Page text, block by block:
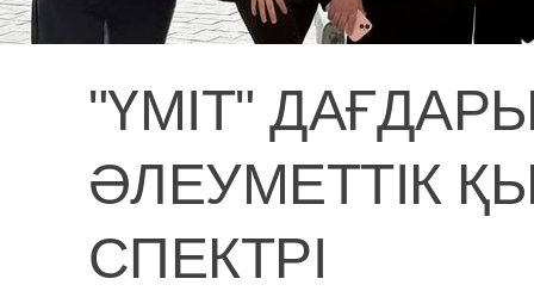
"ҮМІТ"
ӘЛЕУМЕТТІК
СПЕКТРІ